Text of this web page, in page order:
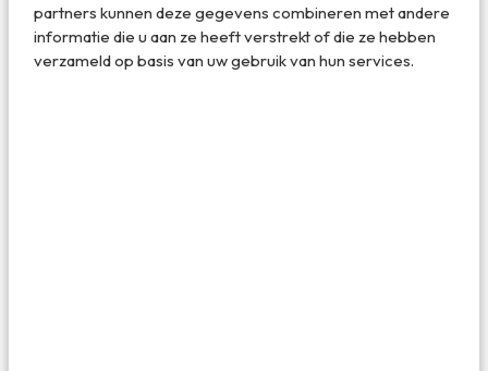
partners kunnen deze gegevens combineren met andere
informatie die u aan ze heeft verstrekt of die ze hebben
verzameld op basis van uw gebruik van hun services.
alleen volop sporttoernooien en thema-avonden
georganiseerd, maar bijna iedere activiteit die je maar
kunt bedenken kun je hier doen. Van klassieke